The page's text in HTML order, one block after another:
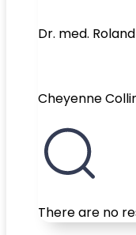
Dr. med.
Cheyenne
There are no